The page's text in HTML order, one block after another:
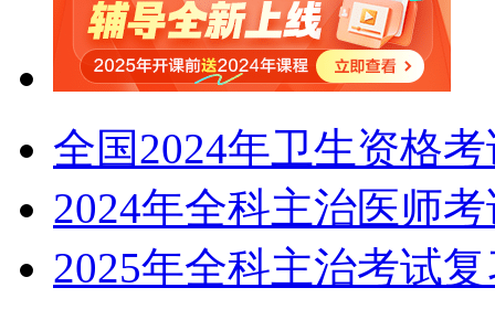
全国2024年卫生资格
2024年全科主治医师
2025年全科主治考试